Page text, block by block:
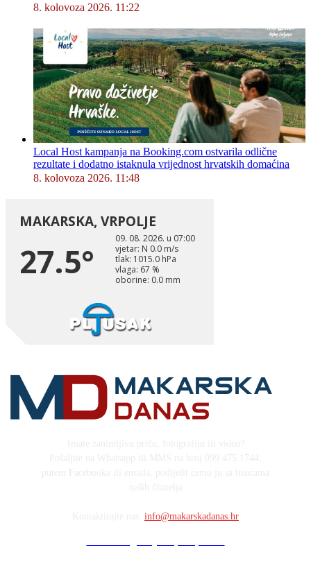
8. kolovoza 2026. 11:22
Local Host kampanja na Booking.com ostvarila odlične
rezultate i dodatno istaknula vrijednost hrvatskih domaćina
8. kolovoza 2026. 11:48
info@makarskadanas.hr